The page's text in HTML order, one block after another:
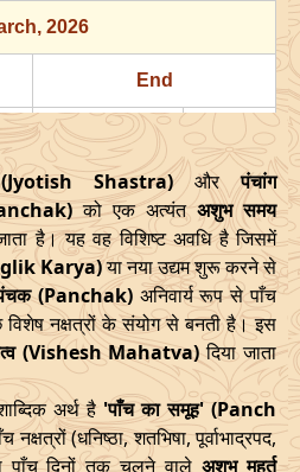
Swarglok 14/06/2026
Mrityulok 08/06/2026
Mrityulok
-Patallok
22/06/2026
Patallok 25/06/2026
Patallok 29/06/2026
July, 2026
Bhadra
Name
End
Date
Patallok 03/07/2026
, 2026
End
Date Time
21/03/2026 02:27
, 2026
End
Date Time
17/04/2026 12:02
, 2026
(Jyotish Shastra)औरपंचांग
को एक अत्यंतअशुभ समय
है। यह वह विशिष्ट अवधि है जिसमें
Karya)या नया उद्यम शुरू करने से
(Panchak)अनिवार्य रूप से पाँच
विशेष नक्षत्रों के संयोग से बनती है। इस
(Vishesh Mahatva)दिया जाता
अर्थ है 'पाँच का समूह' (Panch
(धनिष्ठा, शतभिषा, पूर्वाभाद्रपद,
पाँच दिनों तक चलने वालेअशुभ मुहूर्त